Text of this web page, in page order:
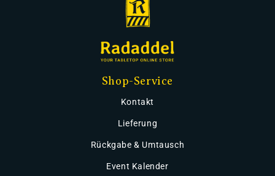
Shop-Service
Kontakt
Lieferung
Rückgabe & Umtausch
Event Kalender